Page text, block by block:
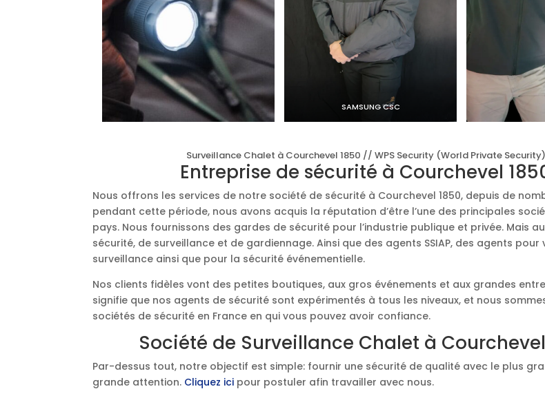
SAMSUNG CSC
Surveillance Chalet à Courchevel 1850 // WPS Security (World Private Security)
Entreprise de sécurité à Courchevel
Nous offrons les services de notre société de sécurité à Courchevel 1850, depuis de
pendant cette période, nous avons acquis la réputation d’être l’une des principales
pays. Nous fournissons des gardes de sécurité pour l’industrie publique et privée. Mais
sécurité, de surveillance et de gardiennage. Ainsi que des agents SSIAP, des agents pour
surveillance ainsi que pour la sécurité événementielle.
Nos clients fidèles vont des petites boutiques, aux gros événements et aux grandes
signifie que nos agents de sécurité sont expérimentés à tous les niveaux, et nous
sociétés de sécurité en France en qui vous pouvez avoir confiance.
Société de Surveillance Chalet à
Par-dessus tout, notre objectif est simple: fournir une sécurité de qualité avec le plus
grande attention. Cliquez ici pour postuler afin travailler avec nous.